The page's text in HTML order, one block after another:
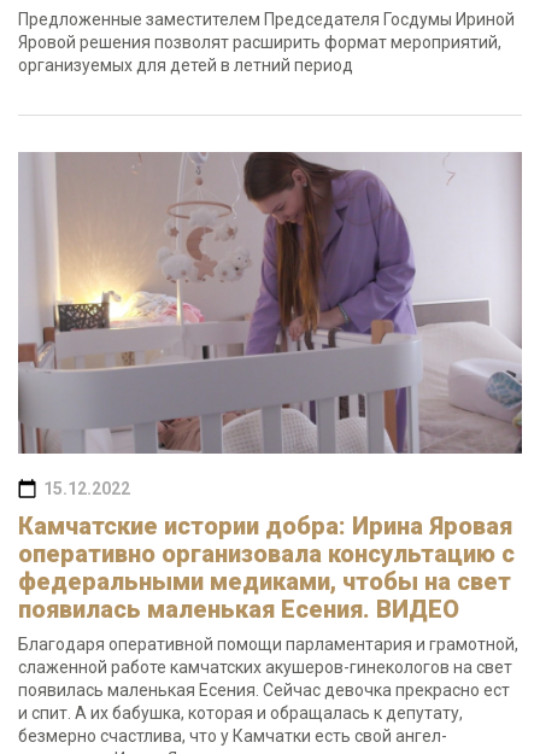
Предложенные заместителем Председателя Госдумы Ириной
Яровой решения позволят расширить формат мероприятий,
организуемых для детей в летний период
15.12.2022
Камчатские истории добра: Ирина Яровая
оперативно организовала консультацию с
федеральными медиками, чтобы на свет
появилась маленькая Есения. ВИДЕО
Благодаря оперативной помощи парламентария и грамотной,
слаженной работе камчатских акушеров-гинекологов на свет
появилась маленькая Есения. Сейчас девочка прекрасно ест
и спит. А их бабушка, которая и обращалась к депутату,
безмерно счастлива, что у Камчатки есть свой ангел-